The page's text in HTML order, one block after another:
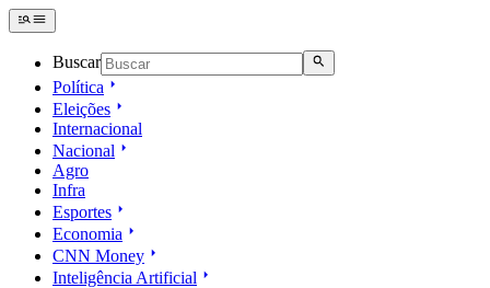
Buscar
Política
Eleições
Internacional
Nacional
Agro
Infra
Esportes
Economia
CNN Money
Inteligência Artificial